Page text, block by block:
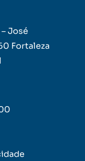
José
Fortaleza